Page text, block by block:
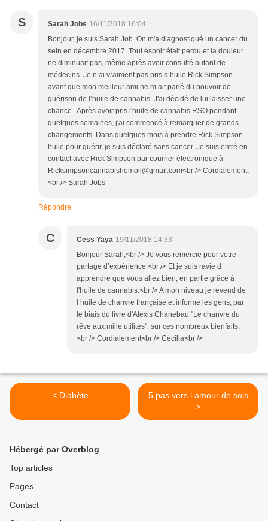
S Sarah Jobs 16/11/2018 16:04
Bonjour, je suis Sarah Job. On m'a diagnostiqué un cancer du
sein en décembre 2017. Tout espoir était perdu et la douleur
ne diminuait pas, même après avoir consulté autant de
médecins. Je n’ai vraiment pas pris d’huile Rick Simpson
avant que mon meilleur ami ne m’ait parlé du pouvoir de
guérison de l’huile de cannabis. J'ai décidé de lui laisser une
chance . Après avoir pris l'huile de cannabis RSO pendant
quelques semaines, j'ai commencé à remarquer de grands
changements. Dans quelques mois à prendre Rick Simpson
huile pour guérir, je suis déclaré sans cancer. Je suis entré en
contact avec Rick Simpson par courrier électronique à
Ricksimpsoncannabishemoil@gmail.com<br /> Cordialement,
<br /> Sarah Jobs
Répondre
C Cess Yaya 19/11/2018 14:33
Bonjour Sarah,<br /> Je vous remercie pour votre
partage d’expérience.<br /> Et je suis ravie d
apprendre que vous allez bien, en partie grâce à
l'huile de cannabis.<br /> A mon niveau je revend de
l huile de chanvre française et informe les gens, par
le biais du livre d'Alexis Chanebau "Le chanvre du
rêve aux mille utilités", sur ces nombreux bienfaits.
<br /> Cordialement<br /> Cécilia<br />
< Diabète
5 pas vers l amour de sois
>
Hébergé par Overblog
Top articles
Pages
Contact